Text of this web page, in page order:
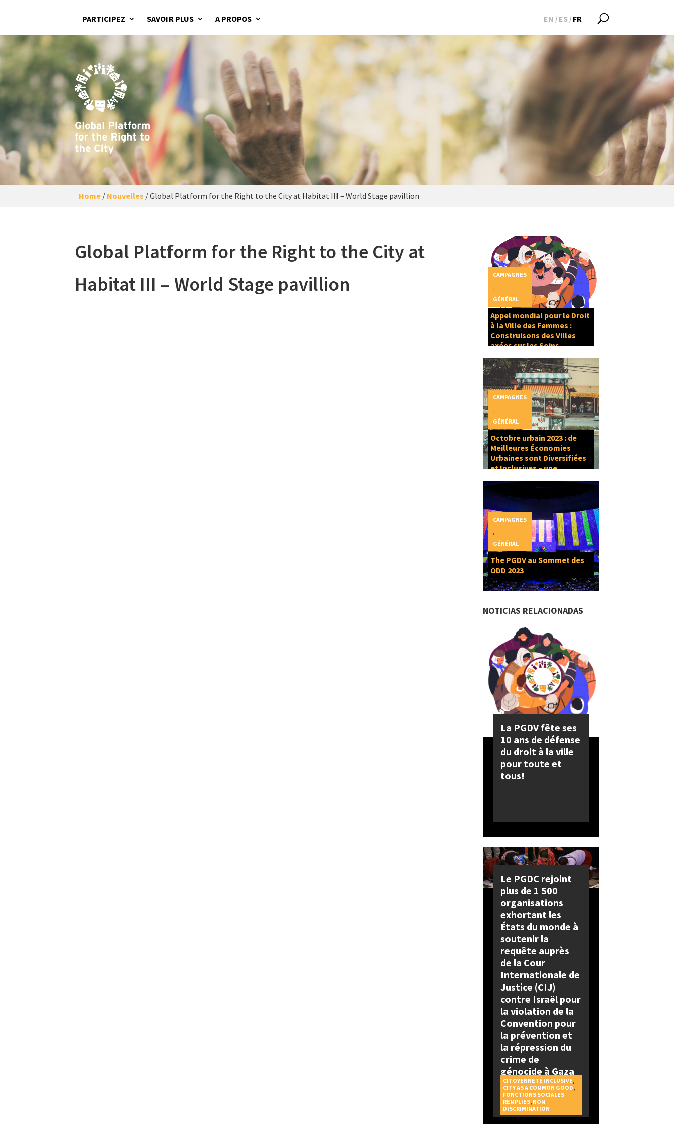
PARTICIPEZ SAVOIR PLUS A PROPOS EN ES FR
Home / Nouvelles /Global Platform for the Right to the City at Habitat III – World Stage pavillion
Global Platform for the Right to the City at
Habitat III – World Stage pavillion
Appel mondial pour le Droit
à la Ville des Femmes :
Construisons des Villes
axées sur les Soins
CAMPAGNES
GÉNÉRAL
Octobre urbain 2023 : de
Meilleures Économies
Urbaines sont Diversifiées
et Inclusives – une
Ville
CAMPAGNES
GÉNÉRAL
The PGDV au Sommet des
ODD 2023
CAMPAGNES
GÉNÉRAL
NOTICIAS RELACIONADAS
La PGDV fête ses
10 ans de défense
du droit à la ville
pour toute et
tous!
Le PGDC rejoint
plus de 1 500
organisations
exhortant les
États du monde à
soutenir la
requête auprès
de la Cour
Internationale de
Justice (CIJ)
contre Israël pour
la violation de la
Convention pour
la prévention et
la répression du
crime de
génocide à Gaza
CITOYENNETÉ INCLUSIVE,
CITY AS A COMMON GOOD,
FONCTIONS SOCIALES
REMPLIES, NON
DISCRIMINATION